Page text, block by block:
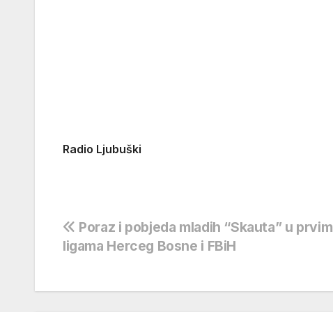
Radio Ljubuški
Navigacija
objava
Poraz i pobjeda mladih “Skauta” u prvim
ligama Herceg Bosne i FBiH